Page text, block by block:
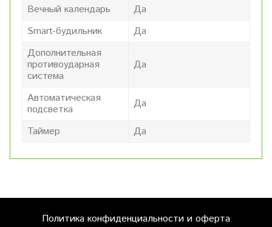
Вечный календарь
Да
Smart-будильник
Да
Дополнительная
противоударная
система
Да
Автоматическая
подсветка
Да
Таймер
Да
Политика конфиденциальности и оферта